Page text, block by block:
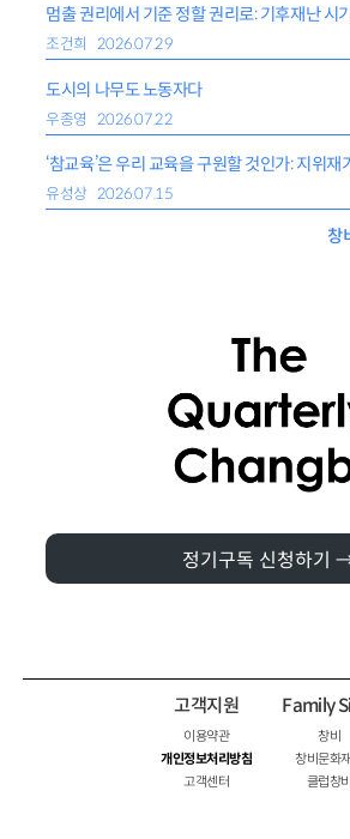
조건희 2026.07.29
도시의 나무도 노동자다
우종영 2026.07.22
유성상 2026.07.15
창
정기구독 신청하기
고객지원
이용약관
개인정보처리방침
고객센터
Family
창비
창비문화
클럽창비